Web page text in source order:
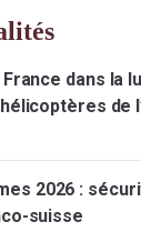
dans la
de
2026 :
suisse